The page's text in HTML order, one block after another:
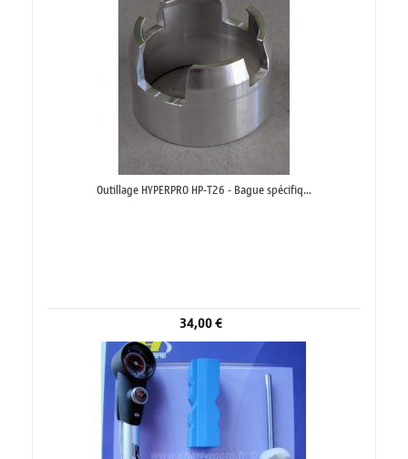
Outillage HYPERPRO HP-T26 - Bague spécifiq...
34,00 €